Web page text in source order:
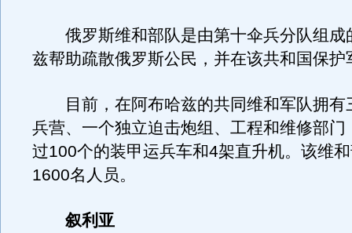
俄罗斯维和部队是由第十伞兵分队组成
兹帮助疏散俄罗斯公民，并在该共和国保护
目前，在阿布哈兹的共同维和军队拥有
兵营、一个独立迫击炮组、工程和维修部门
过100个的装甲运兵车和4架直升机。该维
1600名人员。
叙利亚